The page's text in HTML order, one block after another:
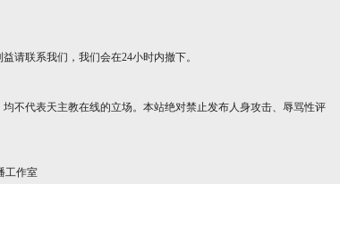
请联系我们，我们会在24小时内撤下。
不代表天主教在线的立场。本站绝对禁止发布人身攻击、辱骂性评
工作室